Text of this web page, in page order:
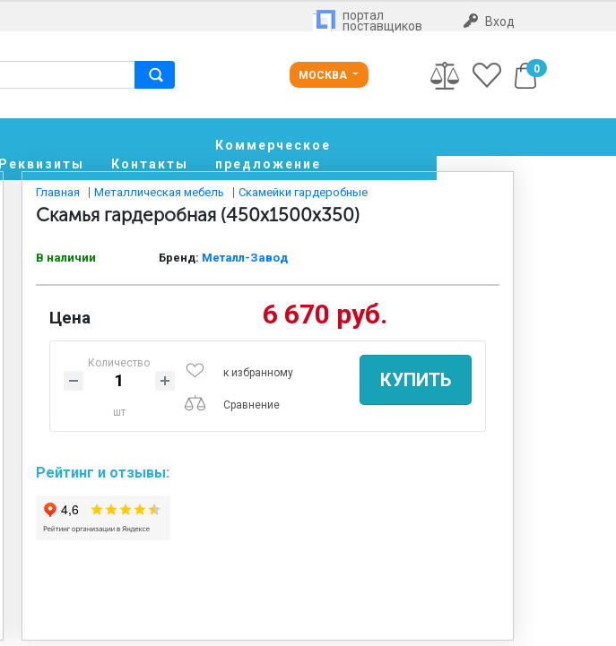
портал
поставщиков Вход
МОСКВА 0
Реквизиты Контакты
Коммерческое
предложение
Главная Металлическая мебель Скамейки гардеробные
Скамья гардеробная (450x1500x350)
В наличии Бренд: Металл-Завод
Цена 6 670 руб.
Количество
шт
к избранному
Сравнение
КУПИТЬ
Рейтинг и отзывы: